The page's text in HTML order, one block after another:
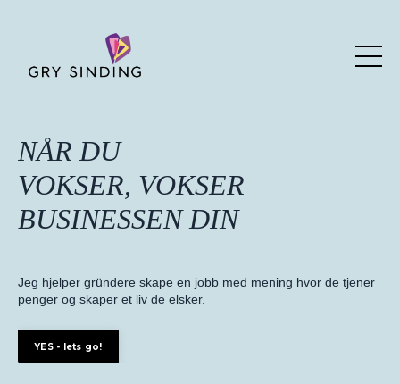
NÅR DU
VOKSER, VOKSER
BUSINESSEN DIN
Jeg hjelper gründere skape en jobb med mening hvor de tjener
penger og skaper et liv de elsker.
YES - lets go!